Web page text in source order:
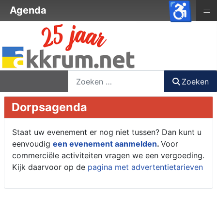
Zoeken
Dorpsagenda
Staat uw evenement er nog niet tussen? Dan kunt u
eenvoudig een evenement aanmelden. Voor
commerciële activiteiten vragen we een vergoeding.
Kijk daarvoor op de pagina met advertentietarieven
Agenda ≡
♿